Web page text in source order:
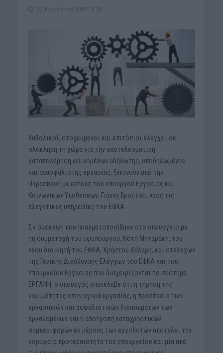
22 Αυγούστου 2019 15:10
Καθολικοί, στοχευμένοι και επιτόπιοι έλεγχοι σε
ολόκληρη τη χώρα για την αποτελεσματική
καταπολέμηση φαινομένων αδήλωτης, υποδηλωμένης
και ανασφάλιστης εργασίας, ξεκινούν από την
Παρασκευή με εντολή του υπουργού Εργασίας και
Κοινωνικών Υποθέσεων, Γιάννη Βρούτση, προς τις
ελεγκτικές υπηρεσίες του ΕΦΚΑ.
Σε σύσκεψη που πραγματοποιήθηκε στο υπουργείο με
τη συμμετοχή του υφυπουργού, Νότη Μηταράκη, του
νέου διοικητή του ΕΦΚΑ, Χρήστου Χάλαρη, και στελεχών
της Γενικής Διεύθυνσης Ελέγχων του ΕΦΚΑ και του
Υπουργείου Εργασίας που διαχειρίζονται το σύστημα
ΕΡΓΑΝΗ, ο υπουργός επανέλαβε ότι η τήρηση της
νομιμότητας στην αγορά εργασίας, η προστασία των
εργασιακών και ασφαλιστικών δικαιωμάτων των
εργαζομένων και η αποτροπή καταχρηστικών
συμπεριφορών εκ μέρους των εργοδοτών αποτελεί την
κορυφαία προτεραιότητα του υπουργείου και μία από